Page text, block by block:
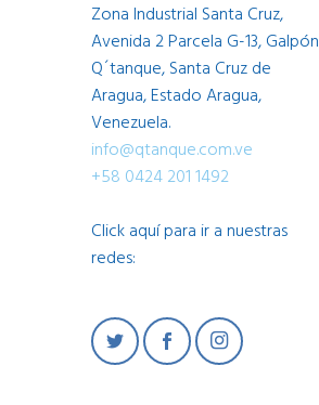
Zona Industrial Santa Cruz,
Avenida 2 Parcela G-13, Galpón
Q´tanque, Santa Cruz de
Aragua, Estado Aragua,
Venezuela.
info@qtanque.com.ve
+58 0424 201 1492
Click aquí para ir a nuestras
redes: